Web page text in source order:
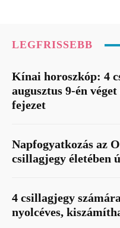
LEGFRISSEBB
Kínai horoszkóp: 4
augusztus 9-én
fejezet
Napfogyatkozás az
csillagjegy életében
4 csillagjegy
nyolcéves,